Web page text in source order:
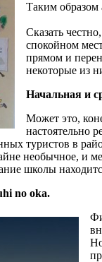
Таким образом
Сказать
спокойном
прямом и
некоторые из
Начальная и
Может это,
настоятельно
туристов в
необычное, и
школы
no oka.